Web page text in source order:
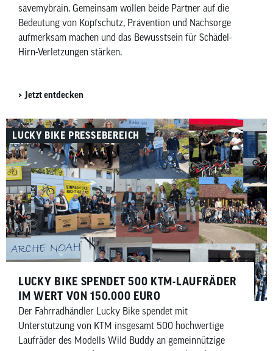
savemybrain. Gemeinsam wollen beide Partner auf die
Bedeutung von Kopfschutz, Prävention und Nachsorge
aufmerksam machen und das Bewusstsein für Schädel-
Hirn-Verletzungen stärken.
Jetzt entdecken
LUCKY BIKE PRESSEBEREICH
LUCKY BIKE SPENDET 500 KTM-LAUFRÄDER
IM WERT VON 150.000 EURO
Der Fahrradhändler Lucky Bike spendet mit
Unterstützung von KTM insgesamt 500 hochwertige
Laufräder des Modells Wild Buddy an gemeinnützige